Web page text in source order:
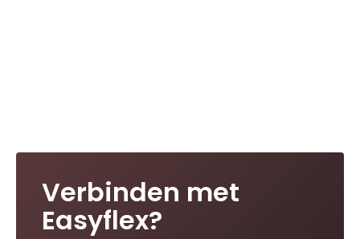
Verbinden met
Easyflex?